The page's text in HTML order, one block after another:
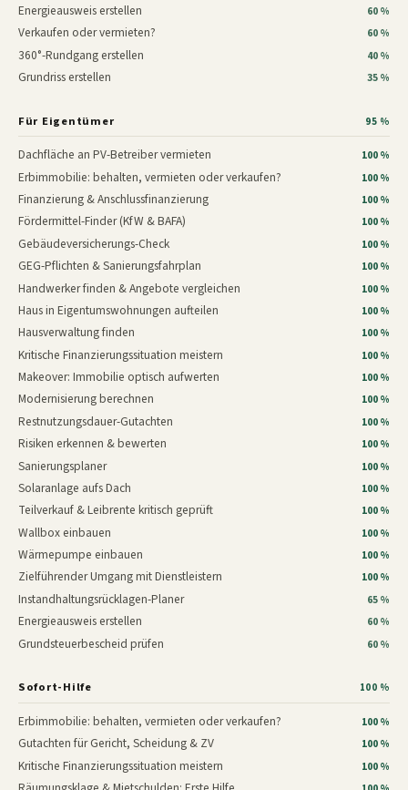
Energieausweis erstellen 60 %
Verkaufen oder vermieten? 60 %
360°-Rundgang erstellen 40 %
Grundriss erstellen 35 %
Für Eigentümer 95 %
Dachfläche an PV-Betreiber vermieten 100 %
Erbimmobilie: behalten, vermieten oder verkaufen? 100 %
Finanzierung & Anschlussfinanzierung 100 %
Fördermittel-Finder (KfW & BAFA) 100 %
Gebäudeversicherungs-Check 100 %
GEG-Pflichten & Sanierungsfahrplan 100 %
Handwerker finden & Angebote vergleichen 100 %
Haus in Eigentumswohnungen aufteilen 100 %
Hausverwaltung finden 100 %
Kritische Finanzierungssituation meistern 100 %
Makeover: Immobilie optisch aufwerten 100 %
Modernisierung berechnen 100 %
Restnutzungsdauer-Gutachten 100 %
Risiken erkennen & bewerten 100 %
Sanierungsplaner 100 %
Solaranlage aufs Dach 100 %
Teilverkauf & Leibrente kritisch geprüft 100 %
Wallbox einbauen 100 %
Wärmepumpe einbauen 100 %
Zielführender Umgang mit Dienstleistern 100 %
Instandhaltungsrücklagen-Planer 65 %
Energieausweis erstellen 60 %
Grundsteuerbescheid prüfen 60 %
Sofort-Hilfe 100 %
Erbimmobilie: behalten, vermieten oder verkaufen? 100 %
Gutachten für Gericht, Scheidung & ZV 100 %
Kritische Finanzierungssituation meistern 100 %